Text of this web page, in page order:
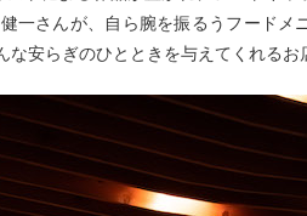
一さんが、自ら腕を振るうフードメ
安らぎのひとときを与えてくれるお